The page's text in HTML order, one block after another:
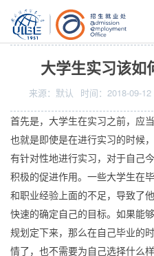
当前位置： 主页 >特色服务
大学生实习该如
来源： 默认 时间： 2018-09-12
首先是，大学生在实习之前，应
也就是即使是在进行实习的时候
有针对性地进行实习，对于自己
积极的促进作用。一些大学生在
和职业经验上面的不足，导致了
快速的确定自己的目标。如果能
规划定下来，那么在自己毕业的
情了，也不需要为自己选择什么